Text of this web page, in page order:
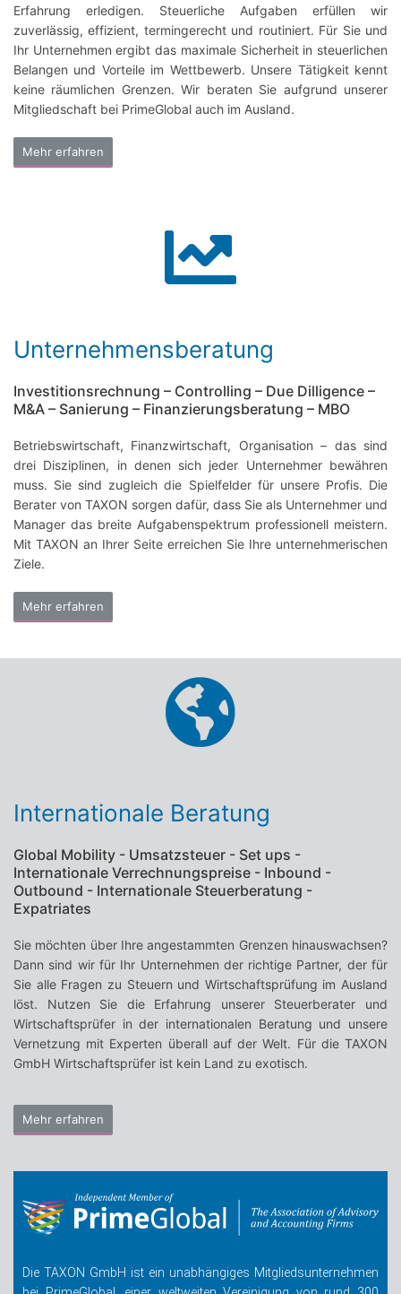
Erfahrung erledigen. Steuerliche Aufgaben erfüllen wir
zuverlässig, effizient, termingerecht und routiniert. Für Sie und
Ihr Unternehmen ergibt das maximale Sicherheit in steuerlichen
Belangen und Vorteile im Wettbewerb. Unsere Tätigkeit kennt
keine räumlichen Grenzen. Wir beraten Sie aufgrund unserer
Mitgliedschaft bei PrimeGlobal auch im Ausland.
Mehr erfahren
Unternehmensberatung
Investitionsrechnung – Controlling – Due Dilligence –
M&A – Sanierung – Finanzierungsberatung – MBO
Betriebswirtschaft, Finanzwirtschaft, Organisation – das sind
drei Disziplinen, in denen sich jeder Unternehmer bewähren
muss. Sie sind zugleich die Spielfelder für unsere Profis. Die
Berater von TAXON sorgen dafür, dass Sie als Unternehmer und
Manager das breite Aufgabenspektrum professionell meistern.
Mit TAXON an Ihrer Seite erreichen Sie Ihre unternehmerischen
Ziele.
Mehr erfahren
Internationale Beratung
Global Mobility - Umsatzsteuer - Set ups -
Internationale Verrechnungspreise - Inbound -
Outbound - Internationale Steuerberatung -
Expatriates
Sie möchten über Ihre angestammten Grenzen hinauswachsen?
Dann sind wir für Ihr Unternehmen der richtige Partner, der für
Sie alle Fragen zu Steuern und Wirtschaftsprüfung im Ausland
löst. Nutzen Sie die Erfahrung unserer Steuerberater und
Wirtschaftsprüfer in der internationalen Beratung und unsere
Vernetzung mit Experten überall auf der Welt. Für die TAXON
GmbH Wirtschaftsprüfer ist kein Land zu exotisch.
Mehr erfahren
Die TAXON GmbH ist ein unabhängiges Mitgliedsunternehmen